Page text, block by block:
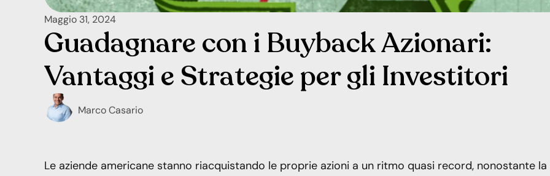
Maggio 31, 2024
Guadagnare con i Buyback Azionari:
Vantaggi e Strategie per gli Investitori
Marco Casario
Le aziende americane stanno riacquistando le proprie azioni a un ritmo quasi record, nonostante la